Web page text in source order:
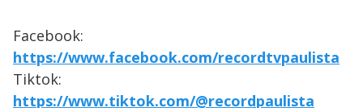
Facebook:
https://www.facebook.com/recordtvpaulista
Tiktok:
https://www.tiktok.com/@recordpaulista